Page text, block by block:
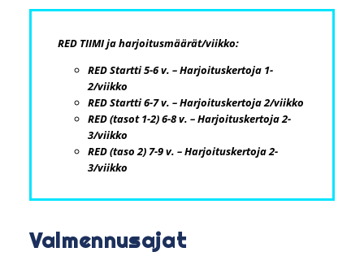
RED TIIMI ja harjoitusmäärät/viikko:
RED Startti 5-6 v. – Harjoituskertoja 1-
2/viikko
RED Startti 6-7 v. – Harjoituskertoja 2/viikko
RED (tasot 1-2) 6-8 v. – Harjoituskertoja 2-
3/viikko
RED (taso 2) 7-9 v. – Harjoituskertoja 2-
3/viikko
Valmennusajat